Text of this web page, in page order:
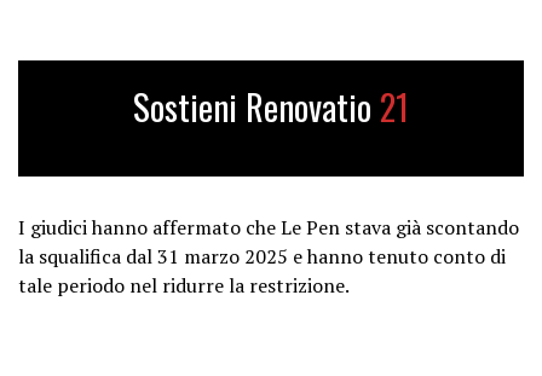
Sostieni Renovatio 21
I giudici hanno affermato che Le Pen stava già scontando
la squalifica dal 31 marzo 2025 e hanno tenuto conto di
tale periodo nel ridurre la restrizione.